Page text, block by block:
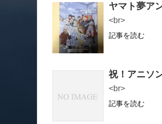
ヤマト夢ア
<br>
記事を読む
祝！アニソ
<br>
記事を読む